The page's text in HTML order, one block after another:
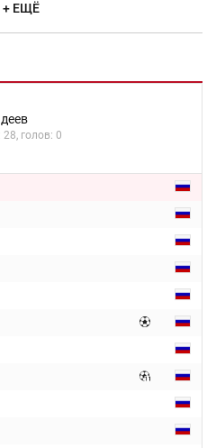
+ ЕЩЁ
28, голов: 0